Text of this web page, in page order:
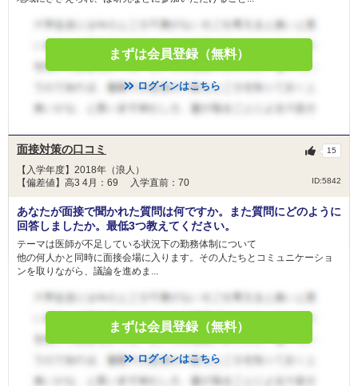
まずは会員登録（無料）
ログインはこちら
面接対策の口コミ
【入学年度】2018年（浪人）
【偏差値】高3 4月：69 入学直前：70
ID:5842
15
あなたが面接で聞かれた質問は何ですか。また質問にどのように
回答しましたか。最低3つ教えてください。
テーマは医師が不足している状況下の勤務体制について
他の何人かと同時に面接会場に入ります。その人たちとコミュニケーショ
ンを取りながら、議論を進めま...
まずは会員登録（無料）
ログインはこちら